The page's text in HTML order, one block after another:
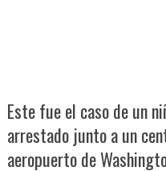
Este fue el caso de un
arrestado junto a un
aeropuerto de